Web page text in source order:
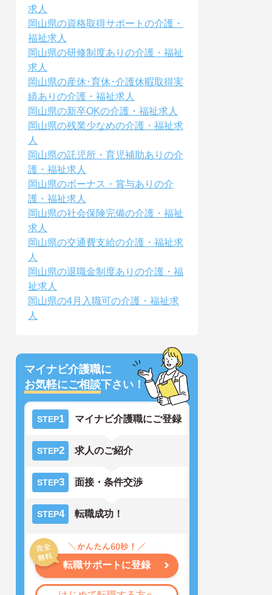
求人
岡山県の資格取得サポートの介護・
福祉求人
岡山県の研修制度ありの介護・福祉
求人
岡山県の産休･育休･介護休暇取得実
績ありの介護・福祉求人
岡山県の新卒OKの介護・福祉求人
岡山県の残業少なめの介護・福祉求
人
岡山県の託児所・育児補助ありの介
護・福祉求人
岡山県のボーナス・賞与ありの介
護・福祉求人
岡山県の社会保険完備の介護・福祉
求人
岡山県の交通費支給の介護・福祉求
人
岡山県の退職金制度ありの介護・福
祉求人
岡山県の4月入職可の介護・福祉求
人
マイナビ介護職に
お気軽にご相談下さい！
STEP1 マイナビ介護職にご登録
STEP2 求人のご紹介
STEP3 面接・条件交渉
STEP4 転職成功！
転職サポートに登録